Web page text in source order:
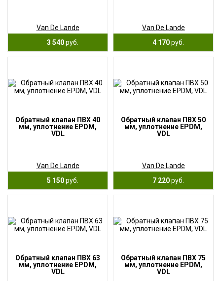
Van De Lande
3 540руб.
Van De Lande
4 170руб.
Обратный клапан ПВХ 40
мм, уплотнение EPDM,
VDL
Van De Lande
5 150руб.
Обратный клапан ПВХ 50
мм, уплотнение EPDM,
VDL
Van De Lande
7 220руб.
Обратный клапан ПВХ 63
мм, уплотнение EPDM,
VDL
Обратный клапан ПВХ 75
мм, уплотнение EPDM,
VDL